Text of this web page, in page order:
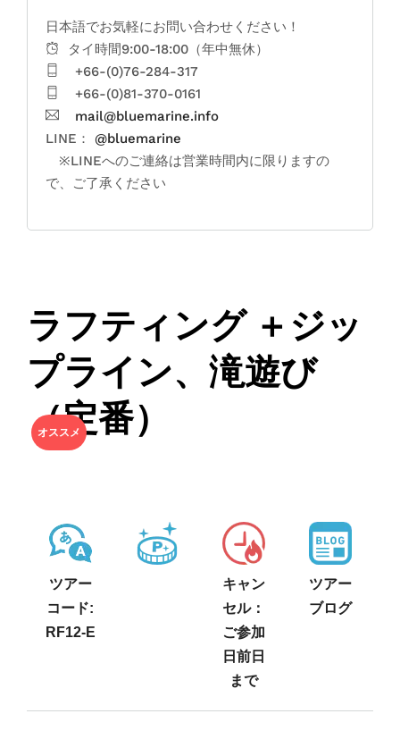
日本語でお気軽にお問い合わせください！
タイ時間9:00-18:00（年中無休）
+66-(0)76-284-317
+66-(0)81-370-0161
mail@bluemarine.info
LINE： @bluemarine
※LINEへのご連絡は営業時間内に限りますの
で、ご了承ください
ラフティング ＋ジッ
プライン、滝遊び
（定番）
オススメ
ツアー
コード:
RF12-E
キャン
セル：
ご参加
日前日
まで
ツアー
ブログ